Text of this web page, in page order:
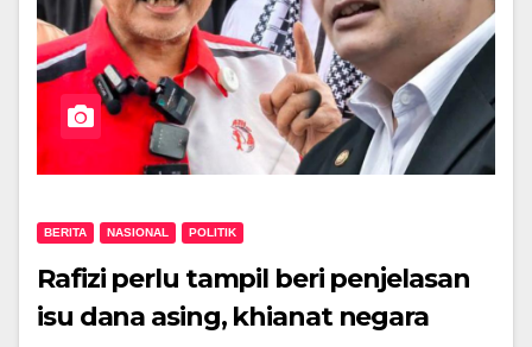
BERITA NASIONAL POLITIK
Rafizi perlu tampil beri penjelasan
isu dana asing, khianat negara